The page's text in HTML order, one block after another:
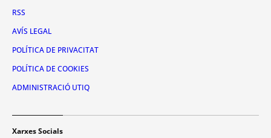
RSS
AVÍS LEGAL
POLÍTICA DE PRIVACITAT
POLÍTICA DE COOKIES
ADMINISTRACIÓ UTIQ
Xarxes Socials